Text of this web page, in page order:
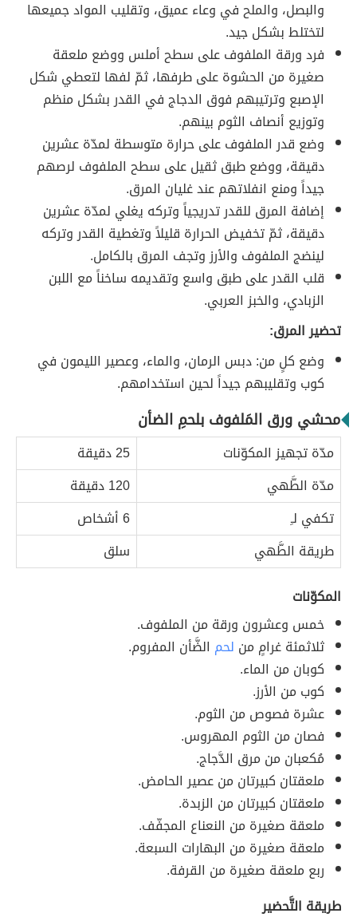
والبصل، والملح في وعاء عميق، وتقليب المواد جميعها
لتختلط بشكل جيد.
فرد ورقة الملفوف على سطح أملس ووضع ملعقة
صغيرة من الحشوة على طرفها، ثمّ لفها لتعطي شكل
الإصبع وترتيبهم فوق الدجاج في القدر بشكل منظم
وتوزيع أنصاف الثوم بينهم.
وضع قدر الملفوف على حرارة متوسطة لمدّة عشرين
دقيقة، ووضع طبق ثقيل على سطح الملفوف لرصهم
جيداً ومنع انفلاتهم عند غليان المرق.
إضافة المرق للقدر تدريجياً وتركه يغلي لمدّة عشرين
دقيقة، ثمّ تخفيض الحرارة قليلاً وتغطية القدر وتركه
لينضج الملفوف والأرز وتجف المرق بالكامل.
قلب القدر على طبق واسع وتقديمه ساخناً مع اللبن
الزبادي، والخبز العربي.
تحضير المرق:
وضع كلٍ من: دبس الرمان، والماء، وعصير الليمون في
كوب وتقليبهم جيداً لحين استخدامهم.
محشي ورق المَلفوف بلحمِ الضأن
مدّة تجهيز المكوّنات
25 دقيقة
مدّة الطَّهي
120 دقيقة
تكفي لـِ
6 أشخاص
طريقة الطَّهي
سلق
المكوّنات
خمس وعشرون ورقة من الملفوف.
ثلاثمئة غرامٍ من لحم الضَّأن المفروم.
كوبان من الماء.
كوب من الأرز.
عشرة فصوص من الثوم.
فصان من الثوم المهروس.
مُكعبان من مرق الدَّجاج.
ملعقتان كبيرتان من عصير الحامض.
ملعقتان كبيرتان من الزبدة.
ملعقة صغيرة من النعناع المجفّف.
ملعقة صغيرة من البهارات السبعة.
ربع ملعقة صغيرة من القرفة.
طريقة التَّحضير